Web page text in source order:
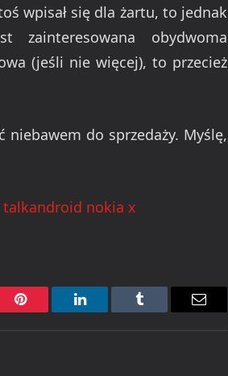
wpisał się dla żartu, to jednak
obydwoma
(jeśli nie więcej), to przecież
do sprzedaży. Myślę,
talkandroid nokia x
Pinterest LinkedIn Tumblr Email